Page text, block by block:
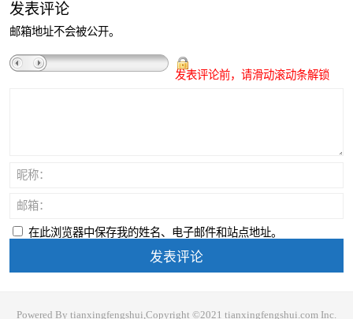
发表评论
邮箱地址不会被公开。
发表评论前，请滑动滚动条解锁
昵称：
邮箱：
在此浏览器中保存我的姓名、电子邮件和站点地址。
Powered By tianxingfengshui,Copyright ©2021 tianxingfengshui.com Inc.